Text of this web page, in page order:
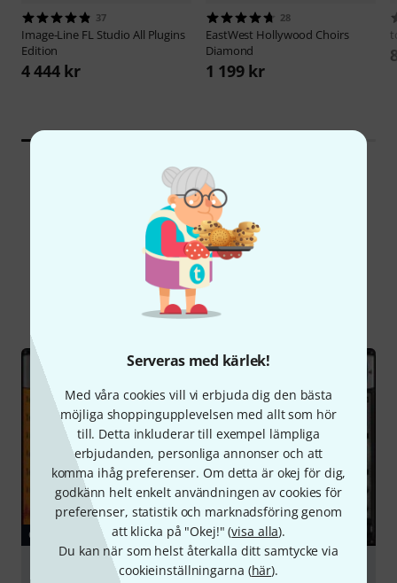
Serveras med kärlek!
Med våra cookies vill vi erbjuda dig den bästa
möjliga shoppingupplevelsen med allt som hör
till. Detta inkluderar till exempel lämpliga
erbjudanden, personliga annonser och att
komma ihåg preferenser. Om detta är okej för dig,
godkänn helt enkelt användningen av cookies för
preferenser, statistik och marknadsföring genom
att klicka på "Okej!" (visa alla).
Du kan när som helst återkalla ditt samtycke via
cookieinställningarna (här).
37
Image-Line FL Studio All Plugins
Edition
4 444 kr
28
EastWest Hollywood Choirs
Diamond
1 199 kr
Visste du?
Alla Onlineguide
GUIDE
Sound Libraries & Sampling